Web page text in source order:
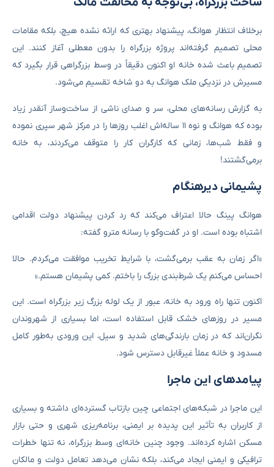
برخلاف انتظار هوانگ، پیشنهاد بهتری که ارائه نشده هیچ، بلکه مقامات
محلی تصمیم گرفته‌اند پروژه بزرگراه را بدون معطلی آغاز کنند. این
تصمیم باعث شده خانه او اکنون دقیقاً در وسط بزرگراهی قرار بگیرد که
مسیرش در نزدیکی ملک هوانگ به دو شاخه تقسیم می‌شود.
به گزارش رسانه‌های محلی، سر و صدای ناشی از ساخت‌وساز آنقدر زیاد
بوده که هوانگ و نوه ۱۱ ساله‌اش اغلب روزها را در مرکز شهر سپری نموده
و فقط شب‌ها، زمانی که کارگران کار را متوقف می‌کردند، به خانه
برمی‌گشتند!
پشیمانی دیرهنگام
هوانگ پینگ حالا اعتراف می‌کند که رد کردن پیشنهاد دولت اقدامی
اشتباه بوده است. او در گفت‌وگو با رسانه مترو گفته:
«اگر زمان به عقب برمی‌گشت، با شرایط تخریب موافقت می‌کردم. حالا
احساس می‌کنم یک شرط‌بندی بزرگ را باختم. کمی پشیمان هستم.»
اکنون تنها راه ورود به خانه، عبور از یک لوله بزرگ زیر بزرگراه است. این
مسیر در روزهای خشک قابل استفاده است، اما بسیاری از شهروندان
نگران‌اند که در زمان بارندگی‌های شدید و سیل، این ورودی به‌طور کامل
مسدود و خانه عملاً غیرقابل دسترس شود.
پیامدهای این ماجرا
این ماجرا در شبکه‌های اجتماعی چین بازتاب گسترده‌ای داشته و بسیاری
از کاربران به تأثیر این پدیده بر ایمنی، برنامه‌ریزی شهری و حتی بازار
مسکن اشاره کرده‌اند. وجود چنین خانه‌ای وسط بزرگراه، نه ‌تنها خطرات
ترافیکی و ایمنی ایجاد می‌کند، بلکه نشان می‌دهد تعامل دولت و مالکان